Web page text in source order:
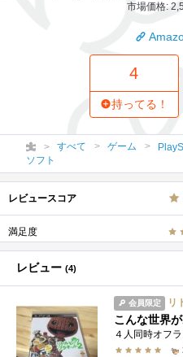
市場価格:
4
持ってる！
すべて ゲーム
ソフト
レビュースコア
満足度
レビュー (4)
会員限定 リ
こんな世界